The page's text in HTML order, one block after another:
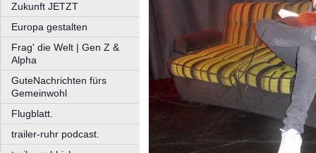
Zukunft JETZT
Europa gestalten
Frag' die Welt | Gen Z &
Alpha
GuteNachrichten fürs
Gemeinwohl
Flugblatt.
trailer-ruhr podcast.